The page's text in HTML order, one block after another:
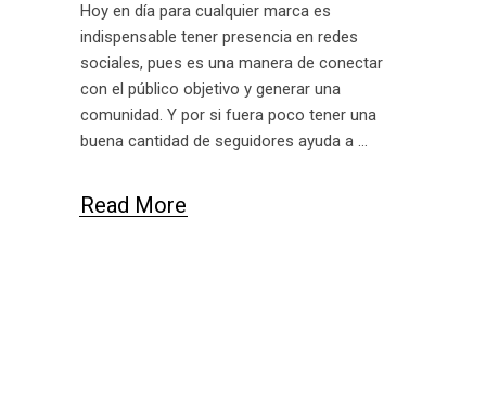
Hoy en día para cualquier marca es
indispensable tener presencia en redes
sociales, pues es una manera de conectar
con el público objetivo y generar una
comunidad. Y por si fuera poco tener una
buena cantidad de seguidores ayuda a
Read More